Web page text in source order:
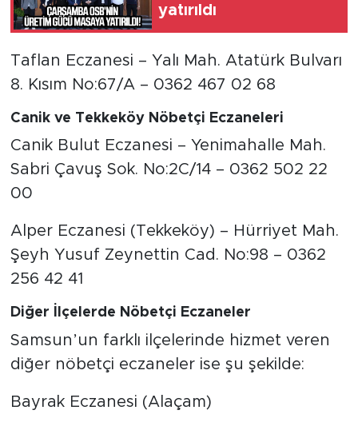
yatırıldı
Taflan Eczanesi – Yalı Mah. Atatürk Bulvarı
8. Kısım No:67/A – 0362 467 02 68
Canik ve Tekkeköy Nöbetçi Eczaneleri
Canik Bulut Eczanesi – Yenimahalle Mah.
Sabri Çavuş Sok. No:2C/14 – 0362 502 22
00
Alper Eczanesi (Tekkeköy) – Hürriyet Mah.
Şeyh Yusuf Zeynettin Cad. No:98 – 0362
256 42 41
Diğer İlçelerde Nöbetçi Eczaneler
Samsun’un farklı ilçelerinde hizmet veren
diğer nöbetçi eczaneler ise şu şekilde:
Bayrak Eczanesi (Alaçam)